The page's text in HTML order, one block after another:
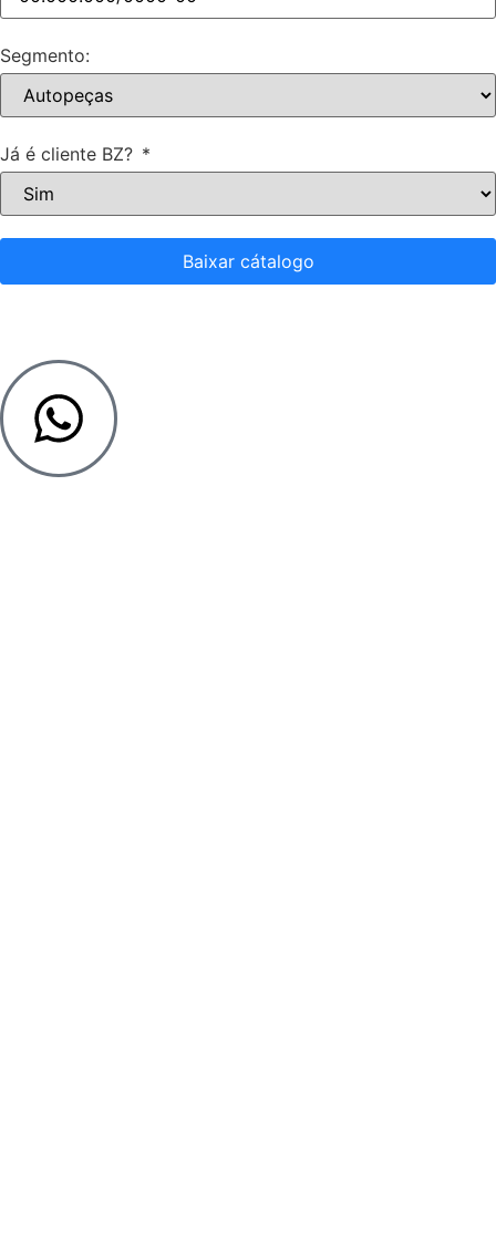
Segmento:
Já é cliente BZ?
Baixar cátalogo